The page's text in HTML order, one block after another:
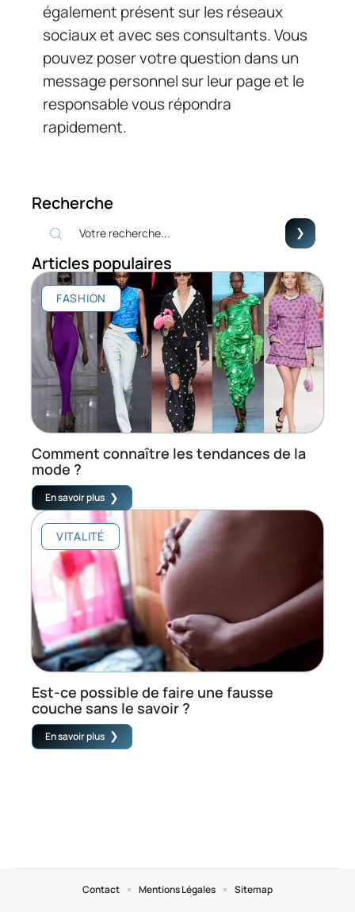
également présent sur les réseaux
sociaux et avec ses consultants. Vous
pouvez poser votre question dans un
message personnel sur leur page et le
responsable vous répondra
rapidement.
Recherche
Articles populaires
FASHION
Comment connaître les tendances de la
mode ?
En savoir plus
VITALITÉ
Est-ce possible de faire une fausse
couche sans le savoir ?
En savoir plus
Contact Mentions Légales Sitemap